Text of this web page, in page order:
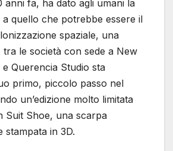
anni fa, ha dato agli umani la
quello che potrebbe essere il
spaziale, una
le società con sede a New
Querencia Studio sta
primo, piccolo passo nel
un’edizione molto limitata
Suit Shoe, una scarpa
stampata in 3D.